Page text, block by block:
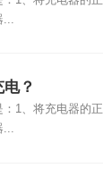
？
1、将充电器的正
...